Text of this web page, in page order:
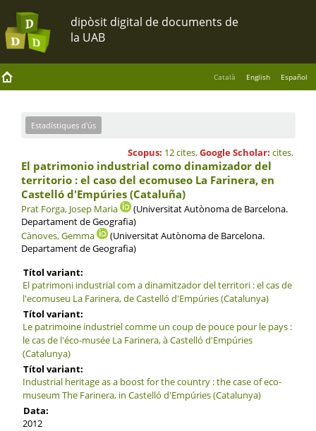
Català English Español
Estadístiques d'ús
Scopus: 12 cites, Google Scholar: cites,
El patrimonio industrial como dinamizador del
territorio : el caso del ecomuseo La Farinera, en
Castelló d'Empúries (Cataluña)
Prat Forga, Josep Maria
(Universitat Autònoma de Barcelona.
Departament de Geografia)
Cànoves, Gemma
(Universitat Autònoma de Barcelona.
Departament de Geografia)
Títol variant:
El patrimoni industrial com a dinamitzador del territori : el cas de
l'ecomuseu La Farinera, de Castelló d'Empúries (Catalunya)
Títol variant:
Le patrimoine industriel comme un coup de pouce pour le pays :
le cas de l'éco-musée La Farinera, à Castelló d'Empúries
(Catalunya)
Títol variant:
Industrial heritage as a boost for the country : the case of eco-
museum The Farinera, in Castelló d'Empúries (Catalunya)
Data:
2012